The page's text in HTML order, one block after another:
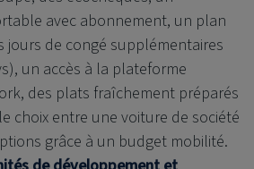
avec abonnement, un plan
jours de congé supplémentaires
un accès à la plateforme
des plats fraîchement préparés
choix entre une voiture de société
grâce à un budget mobilité.